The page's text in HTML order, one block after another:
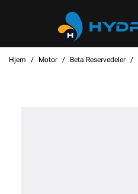
Hjem Motor Beta Reservedeler